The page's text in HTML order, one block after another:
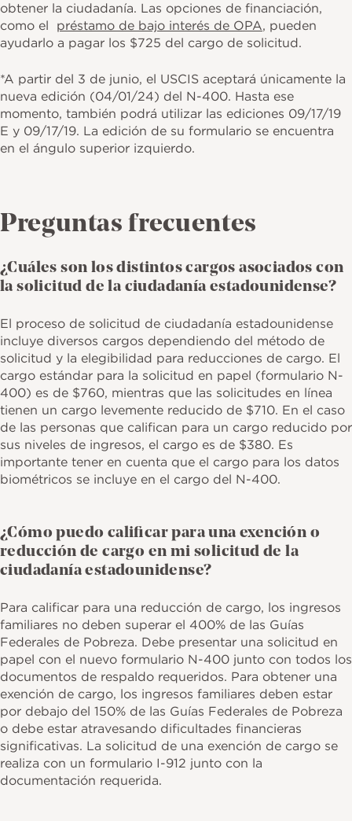
obtener la ciudadanía. Las opciones de financiación,
como el préstamo de bajo interés de OPA, pueden
ayudarlo a pagar los $725 del cargo de solicitud.
*A partir del 3 de junio, el USCIS aceptará únicamente la
nueva edición (04/01/24) del N-400. Hasta ese
momento, también podrá utilizar las ediciones 09/17/19
E y 09/17/19. La edición de su formulario se encuentra
en el ángulo superior izquierdo.
Preguntas frecuentes
¿Cuáles son los distintos cargos asociados con
la solicitud de la ciudadanía estadounidense?
El proceso de solicitud de ciudadanía estadounidense
incluye diversos cargos dependiendo del método de
solicitud y la elegibilidad para reducciones de cargo. El
cargo estándar para la solicitud en papel (formulario N-
400) es de $760, mientras que las solicitudes en línea
tienen un cargo levemente reducido de $710. En el caso
de las personas que califican para un cargo reducido por
sus niveles de ingresos, el cargo es de $380. Es
importante tener en cuenta que el cargo para los datos
biométricos se incluye en el cargo del N-400.
¿Cómo puedo calificar para una exención o
reducción de cargo en mi solicitud de la
ciudadanía estadounidense?
Para calificar para una reducción de cargo, los ingresos
familiares no deben superar el 400% de las Guías
Federales de Pobreza. Debe presentar una solicitud en
papel con el nuevo formulario N-400 junto con todos los
documentos de respaldo requeridos. Para obtener una
exención de cargo, los ingresos familiares deben estar
por debajo del 150% de las Guías Federales de Pobreza
o debe estar atravesando dificultades financieras
significativas. La solicitud de una exención de cargo se
realiza con un formulario I-912 junto con la
documentación requerida.